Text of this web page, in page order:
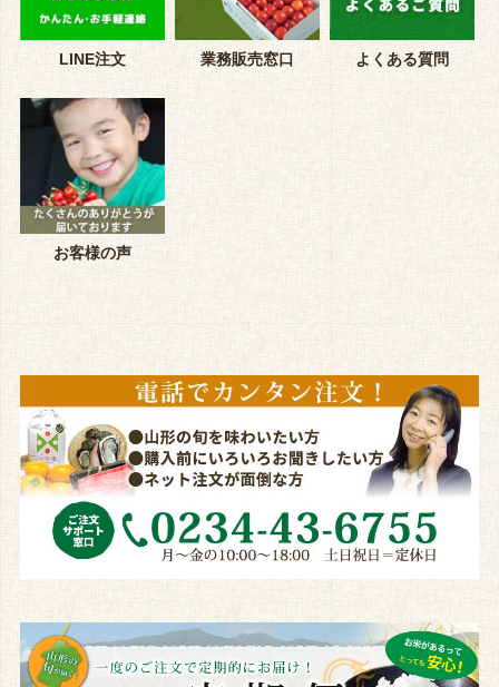
LINE注文 業務販売窓口 よくある質問
お客様の声